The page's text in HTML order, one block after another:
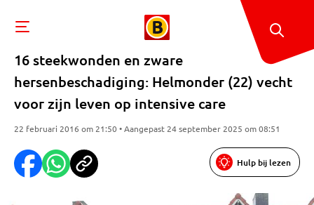
16 steekwonden en zware
hersenbeschadiging: Helmonder (22) vecht
voor zijn leven op intensive care
22 februari 2016 om 21:50 • Aangepast 24 september 2025 om 08:51
Hulp bij lezen